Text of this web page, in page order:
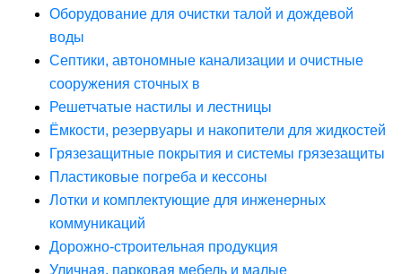
Оборудование для очистки талой и дождевой
воды
Септики, автономные канализации и очистные
сооружения сточных в
Решетчатые настилы и лестницы
Ёмкости, резервуары и накопители для жидкостей
Грязезащитные покрытия и системы грязезащиты
Пластиковые погреба и кессоны
Лотки и комплектующие для инженерных
коммуникаций
Дорожно-строительная продукция
Уличная, парковая мебель и малые